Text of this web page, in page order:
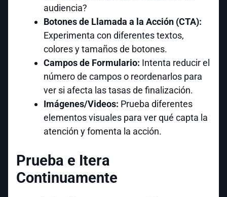
audiencia?
Botones de Llamada a la Acción (CTA):
Experimenta con diferentes textos,
colores y tamaños de botones.
Campos de Formulario: Intenta reducir el
número de campos o reordenarlos para
ver si afecta las tasas de finalización.
Imágenes/Videos: Prueba diferentes
elementos visuales para ver qué capta la
atención y fomenta la acción.
Prueba e Itera
Continuamente